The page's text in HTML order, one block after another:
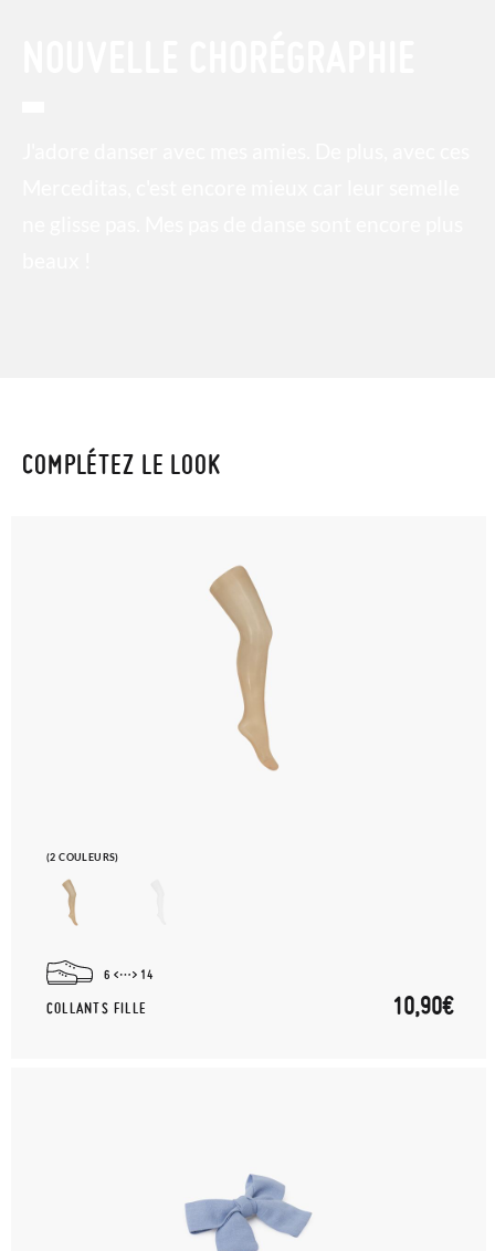
COMPLÉTEZ LE LOOK
(2 COULEURS)
6 14
COLLANTS FILLE 10,90€